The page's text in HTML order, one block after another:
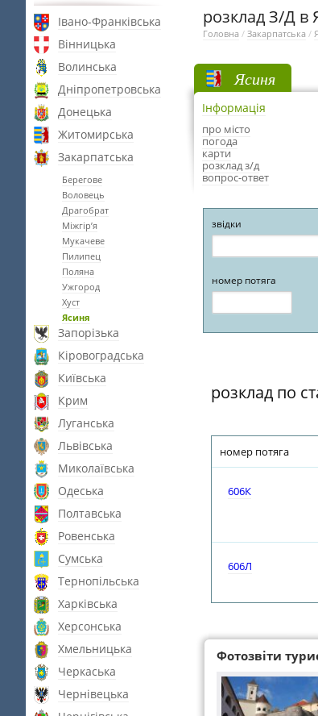
Івано-Франківська
Вінницька
Волинська
Дніпропетровська
Донецька
Житомирська
Закарпатська
Берегове
Воловець
Драгобрат
Міжгір’я
Мукачеве
Пилипец
Поляна
Ужгород
Хуст
Ясиня
Запорізька
Кіровоградська
Київська
Крим
Луганська
Львівська
Миколаївська
Одеська
Полтавська
Ровенська
Сумська
Тернопільська
Харківська
Херсонська
Хмельницька
Черкаська
Чернівецька
розклад З/Д в
Головна / Закарпатська /
Ясиня
Інформація
про місто
погода
карти
розклад з/д
вопрос-ответ
звідки
номер потяга
розклад по
номер потяга
606К
606Л
Фотозвіти